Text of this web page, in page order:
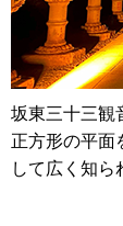
坂東三十三観
正方形の平面
して広く知ら